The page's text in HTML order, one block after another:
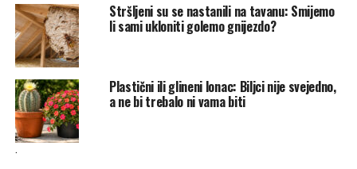
Stršljeni su se nastanili na tavanu: Smijemo
li sami ukloniti golemo gnijezdo?
Plastični ili glineni lonac: Biljci nije svejedno,
a ne bi trebalo ni vama biti
.